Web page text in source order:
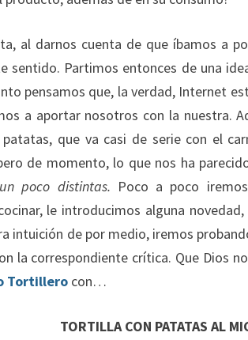
al darnos cuenta de que íbamos a
sentido. Partimos entonces de una
pensamos que, la verdad, Internet
a aportar nosotros con la nuestra.
que va casi de serie con el
de momento, lo que nos ha
un poco distintas. Poco a poco
le introducimos alguna
intuición de por medio, iremos
la correspondiente crítica. Que Dios
Tortillero con…
TORTILLA CON PATATAS AL